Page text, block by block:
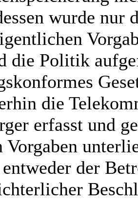
wurde nur
die Politik
die
erfasst und
Vorgaben
der